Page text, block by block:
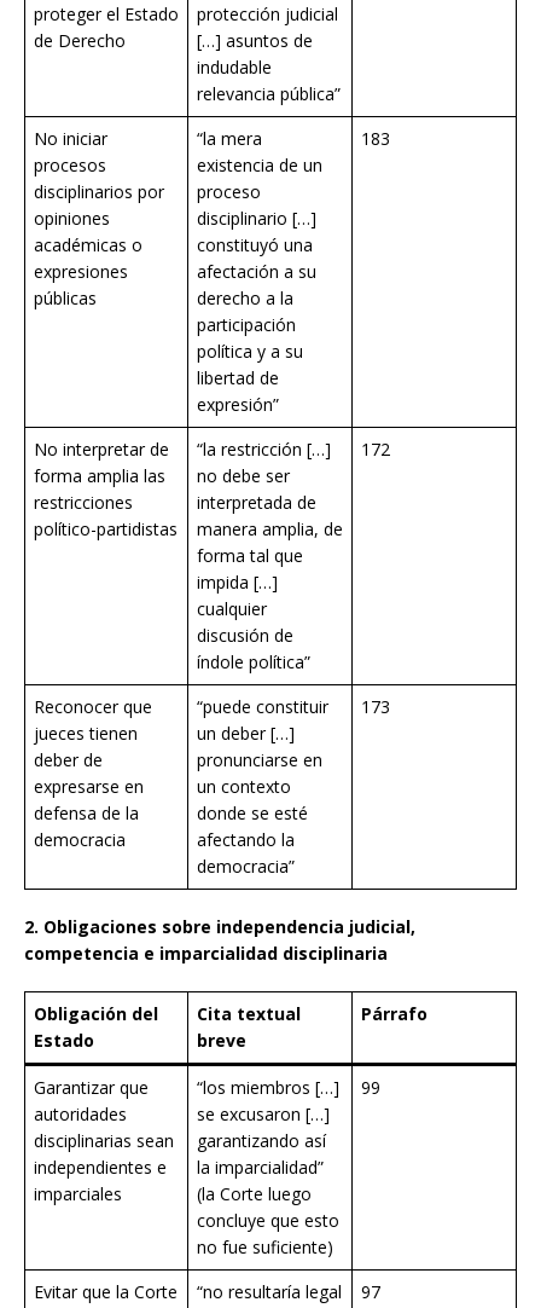
proteger el Estado
de Derecho
protección judicial
[…] asuntos de
indudable
relevancia pública”
No iniciar
procesos
disciplinarios por
opiniones
académicas o
expresiones
públicas
“la mera
existencia de un
proceso
disciplinario […]
constituyó una
afectación a su
derecho a la
participación
política y a su
libertad de
expresión”
183
No interpretar de
forma amplia las
restricciones
político-partidistas
“la restricción […]
no debe ser
interpretada de
manera amplia, de
forma tal que
impida […]
cualquier
discusión de
índole política”
172
Reconocer que
jueces tienen
deber de
expresarse en
defensa de la
democracia
“puede constituir
un deber […]
pronunciarse en
un contexto
donde se esté
afectando la
democracia”
173
2. Obligaciones sobre independencia judicial,
competencia e imparcialidad disciplinaria
Obligación del
Estado
Cita textual
breve
Párrafo
Garantizar que
autoridades
disciplinarias sean
independientes e
imparciales
“los miembros […]
se excusaron […]
garantizando así
la imparcialidad”
(la Corte luego
concluye que esto
no fue suficiente)
99
Evitar que la Corte
“no resultaría legal
97